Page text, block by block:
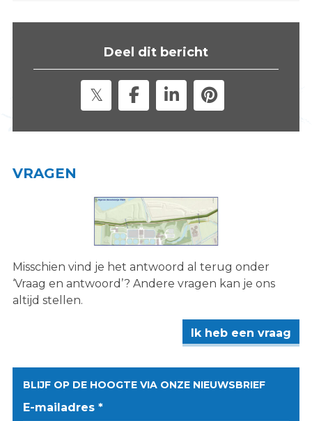
Deel dit bericht
VRAGEN
Misschien vind je het antwoord al terug onder
‘Vraag en antwoord’? Andere vragen kan je ons
altijd stellen.
Ik heb een vraag
BLIJF OP DE HOOGTE VIA ONZE NIEUWSBRIEF
E-mailadres *